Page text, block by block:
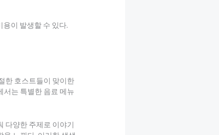
이 발생할 수 있다.
한 호스트들이 맞이한
는 특별한 음료 메뉴
다양한 주제로 이야기